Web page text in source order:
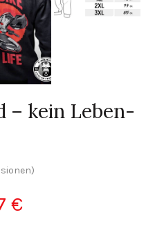
– kein Leben-
€Preisspanne: